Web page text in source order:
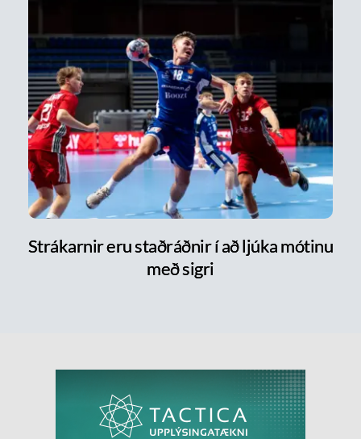
Strákarnir eru staðráðnir í að ljúka mótinu
með sigri